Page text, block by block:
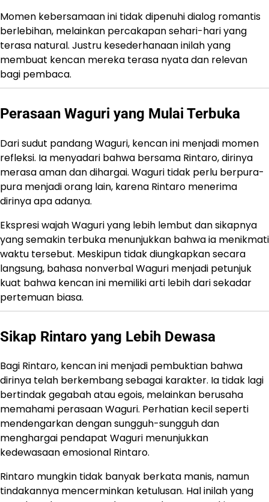
Momen kebersamaan ini tidak dipenuhi dialog romantis
berlebihan, melainkan percakapan sehari-hari yang
terasa natural. Justru kesederhanaan inilah yang
membuat kencan mereka terasa nyata dan relevan
bagi pembaca.
Perasaan Waguri yang Mulai Terbuka
Dari sudut pandang Waguri, kencan ini menjadi momen
refleksi. Ia menyadari bahwa bersama Rintaro, dirinya
merasa aman dan dihargai. Waguri tidak perlu berpura-
pura menjadi orang lain, karena Rintaro menerima
dirinya apa adanya.
Ekspresi wajah Waguri yang lebih lembut dan sikapnya
yang semakin terbuka menunjukkan bahwa ia menikmati
waktu tersebut. Meskipun tidak diungkapkan secara
langsung, bahasa nonverbal Waguri menjadi petunjuk
kuat bahwa kencan ini memiliki arti lebih dari sekadar
pertemuan biasa.
Sikap Rintaro yang Lebih Dewasa
Bagi Rintaro, kencan ini menjadi pembuktian bahwa
dirinya telah berkembang sebagai karakter. Ia tidak lagi
bertindak gegabah atau egois, melainkan berusaha
memahami perasaan Waguri. Perhatian kecil seperti
mendengarkan dengan sungguh-sungguh dan
menghargai pendapat Waguri menunjukkan
kedewasaan emosional Rintaro.
Rintaro mungkin tidak banyak berkata manis, namun
tindakannya mencerminkan ketulusan. Hal inilah yang